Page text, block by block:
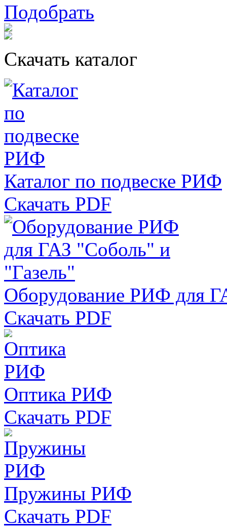
Подобрать
Скачать каталог
Каталог по подвеске РИФ
Скачать PDF
Оборудование РИФ для
Скачать PDF
Оптика РИФ
Скачать PDF
Пружины РИФ
Скачать PDF